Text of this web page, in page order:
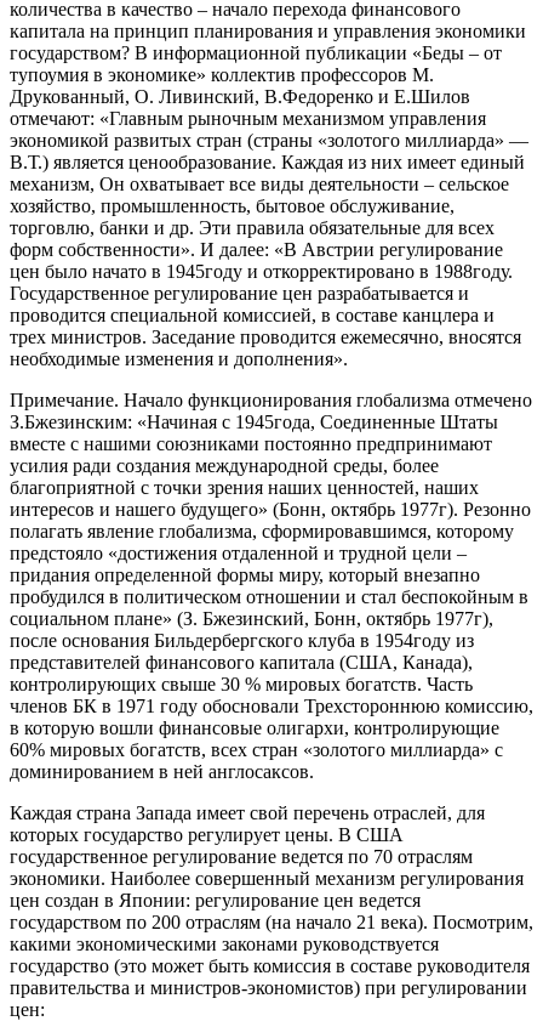
количества в качество – начало перехода финансового
капитала на принцип планирования и управления экономики
государством? В информационной публикации «Беды – от
тупоумия в экономике» коллектив профессоров М.
Друкованный, О. Ливинский, В.Федоренко и Е.Шилов
отмечают: «Главным рыночным механизмом управления
экономикой развитых стран (страны «золотого миллиарда» —
В.Т.) является ценообразование. Каждая из них имеет единый
механизм, Он охватывает все виды деятельности – сельское
хозяйство, промышленность, бытовое обслуживание,
торговлю, банки и др. Эти правила обязательные для всех
форм собственности». И далее: «В Австрии регулирование
цен было начато в 1945году и откорректировано в 1988году.
Государственное регулирование цен разрабатывается и
проводится специальной комиссией, в составе канцлера и
трех министров. Заседание проводится ежемесячно, вносятся
необходимые изменения и дополнения».
Примечание. Начало функционирования глобализма отмечено
З.Бжезинским: «Начиная с 1945года, Соединенные Штаты
вместе с нашими союзниками постоянно предпринимают
усилия ради создания международной среды, более
благоприятной с точки зрения наших ценностей, наших
интересов и нашего будущего» (Бонн, октябрь 1977г). Резонно
полагать явление глобализма, сформировавшимся, которому
предстояло «достижения отдаленной и трудной цели –
придания определенной формы миру, который внезапно
пробудился в политическом отношении и стал беспокойным в
социальном плане» (З. Бжезинский, Бонн, октябрь 1977г),
после основания Бильдербергского клуба в 1954году из
представителей финансового капитала (США, Канада),
контролирующих свыше 30 % мировых богатств. Часть
членов БК в 1971 году обосновали Трехстороннюю комиссию,
в которую вошли финансовые олигархи, контролирующие
60% мировых богатств, всех стран «золотого миллиарда» с
доминированием в ней англосаксов.
Каждая страна Запада имеет свой перечень отраслей, для
которых государство регулирует цены. В США
государственное регулирование ведется по 70 отраслям
экономики. Наиболее совершенный механизм регулирования
цен создан в Японии: регулирование цен ведется
государством по 200 отраслям (на начало 21 века). Посмотрим,
какими экономическими законами руководствуется
государство (это может быть комиссия в составе руководителя
правительства и министров-экономистов) при регулировании
цен: